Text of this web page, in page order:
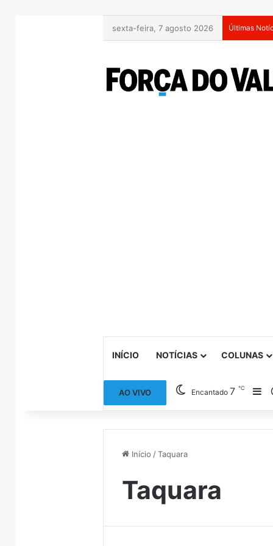
sexta-feira, 7 agosto 2026 Últimas
INÍCIO NOTÍCIAS COLUNAS
AO VIVO Encantado 7℃
Início / Taquara
Taquara